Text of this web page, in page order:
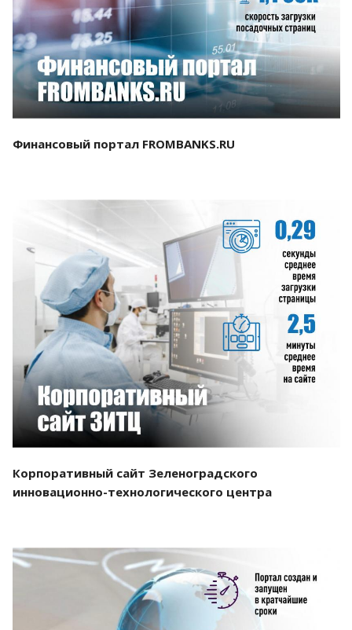
Смотреть проект
Финансовый портал FROMBANKS.RU
Смотреть проект
Корпоративный сайт Зеленоградского
инновационно-технологического центра